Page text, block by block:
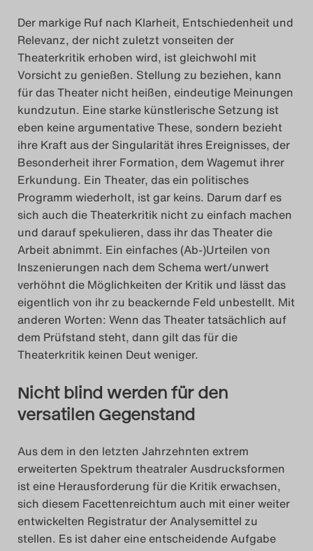
2024
Das Theatertreffen-Blog
2025
Das Theatertreffen-Blog
Archiv
Impressum
Nutzungsbedingungen
Search
Der markige Ruf nach Klarheit, Entschiedenheit und
Relevanz, der nicht zuletzt vonseiten der
Theaterkritik erhoben wird, ist gleichwohl mit
Vorsicht zu genießen. Stellung zu beziehen, kann
für das Theater nicht heißen, eindeutige Meinungen
kundzutun. Eine starke künstlerische Setzung ist
eben keine argumentative These, sondern bezieht
ihre Kraft aus der Singularität ihres Ereignisses, der
Besonderheit ihrer Formation, dem Wagemut ihrer
Erkundung. Ein Theater, das ein politisches
Programm wiederholt, ist gar keins. Darum darf es
sich auch die Theaterkritik nicht zu einfach machen
und darauf spekulieren, dass ihr das Theater die
Arbeit abnimmt. Ein einfaches (Ab-)Urteilen von
Inszenierungen nach dem Schema wert/unwert
verhöhnt die Möglichkeiten der Kritik und lässt das
eigentlich von ihr zu beackernde Feld unbestellt. Mit
anderen Worten: Wenn das Theater tatsächlich auf
dem Prüfstand steht, dann gilt das für die
Theaterkritik keinen Deut weniger.
Nicht blind werden für den
versatilen Gegenstand
Aus dem in den letzten Jahrzehnten extrem
erweiterten Spektrum theatraler Ausdrucksformen
ist eine Herausforderung für die Kritik erwachsen,
sich diesem Facettenreichtum auch mit einer weiter
entwickelten Registratur der Analysemittel zu
stellen. Es ist daher eine entscheidende Aufgabe